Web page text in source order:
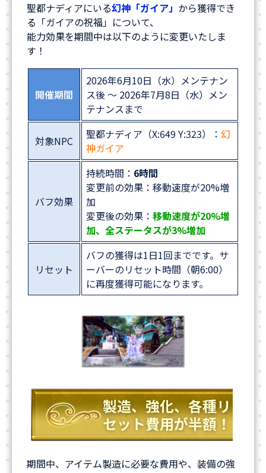
聖都ナディアにいる幻神「ガイア」 から獲得でき
る「ガイアの祝福」について、
能力効果を期間中は以下のように変更いたしま
す！
開催期間
2026年6月10日（水）メンテナン
ス後 ～ 2026年7月8日（水）メン
テナンスまで
対象NPC 聖都ナディア（X:649 Y:323）：幻
神ガイア
バフ効果
持続時間： 6時間
変更前の効果：移動速度が20%増
加
変更後の効果：移動速度が20%増
加、全ステータスが3%増加
リセット
バフの獲得は1日1回までです。サ
ーバーのリセット時間（朝6:00）
に再度獲得可能になります。
製造、強化、各種リ
セット費用が半額！
期間中、アイテム製造に必要な費用や、装備の強